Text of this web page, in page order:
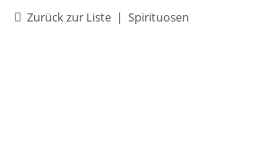
Zurück zur Liste Spirituosen